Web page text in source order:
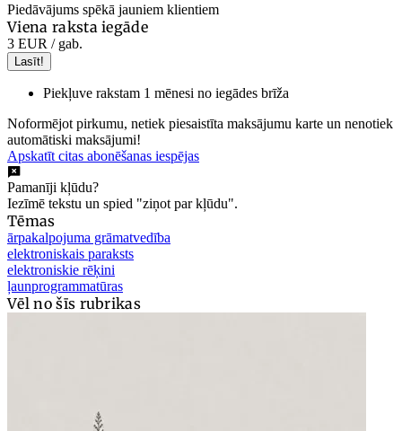
Piedāvājums spēkā jauniem klientiem
Viena raksta iegāde
3 EUR / gab.
Lasīt!
Piekļuve rakstam 1 mēnesi no iegādes brīža
Noformējot pirkumu, netiek piesaistīta maksājumu karte un nenotiek
automātiski maksājumi!
Apskatīt citas abonēšanas iespējas
Pamanīji kļūdu?
Iezīmē tekstu un spied "ziņot par kļūdu".
Tēmas
ārpakalpojuma grāmatvedība
elektroniskais paraksts
elektroniskie rēķini
ļaunprogrammatūras
Vēl no šīs rubrikas